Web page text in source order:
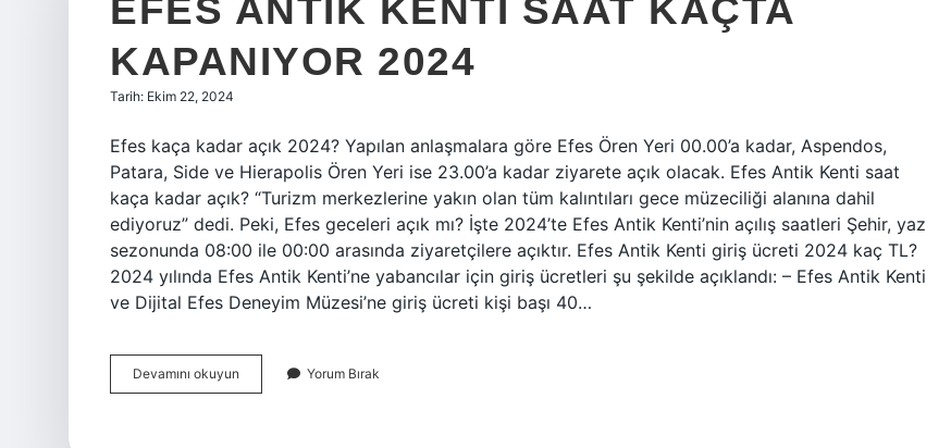
EFES ANTIK KENTI SAAT KAÇTA
KAPANIYOR 2024
Tarih: Ekim 22, 2024
Efes kaça kadar açık 2024? Yapılan anlaşmalara göre Efes Ören Yeri 00.00’a kadar, Aspendos,
Patara, Side ve Hierapolis Ören Yeri ise 23.00’a kadar ziyarete açık olacak. Efes Antik Kenti saat
kaça kadar açık? “Turizm merkezlerine yakın olan tüm kalıntıları gece müzeciliği alanına dahil
ediyoruz” dedi. Peki, Efes geceleri açık mı? İşte 2024’te Efes Antik Kenti’nin açılış saatleri Şehir, yaz
sezonunda 08:00 ile 00:00 arasında ziyaretçilere açıktır. Efes Antik Kenti giriş ücreti 2024 kaç TL?
2024 yılında Efes Antik Kenti’ne yabancılar için giriş ücretleri şu şekilde açıklandı: – Efes Antik Kenti
ve Dijital Efes Deneyim Müzesi’ne giriş ücreti kişi başı 40…
Devamını okuyun
Antik
Yorum Bırak